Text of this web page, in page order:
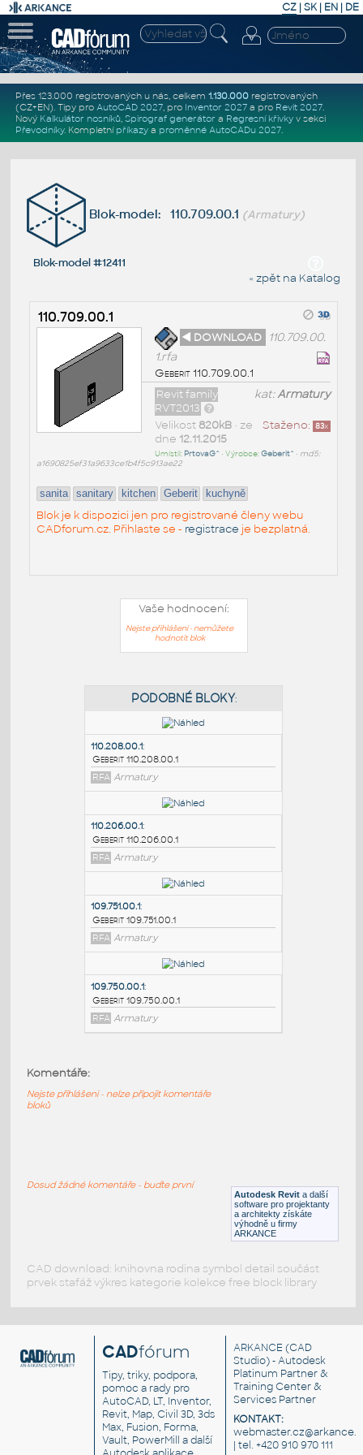
CZ | SK| EN | DE
Přes 123.000 registrovaných u nás, celkem 1.130.000registrovaných
(CZ+EN). Tipy pro AutoCAD 2027, pro Inventor 2027a pro Revit 2027.
Nový Kalkulátor nosníků, Spirograf generátor a Regresní křivkyv sekci
Převodníky. Kompletní příkazya proměnné AutoCADu 2027.
Blok-model: 110.709.00.1 (Armatury)
Blok-model #12411
« zpět na Katalog
110.709.00.1
◄ DOWNLOAD
110.709.00.
1.rfa
Geberit 110.709.00.1
kat:Armatury
Revit family
RVT2013
Staženo: 83x
Velikost 820kB• ze
dne 12.11.2015
Umístil: PrtovaG^ • Výrobce:Geberit^ • md5:
a1690825ef31a9633ce1b4f5c913ae22
sanita sanitary kitchen Geberit kuchyně
Blok je k dispozici jen pro registrované členy webu
CADforum.cz. Přihlaste se - registrace je bezplatná.
Vaše hodnocení:
Nejste přihlášeni - nemůžete
hodnotit blok
110.208.00.1:
Geberit 110.208.00.1
RFA Armatury
110.206.00.1:
Geberit 110.206.00.1
RFA Armatury
Armatury
Autodesk Revit a další
software pro projektanty
a architekty získáte
výhodně u firmy
ARKANCE
Komentáře:
Nejste přihlášeni - nelze připojit komentáře
bloků
Dosud žádné komentáře - buďte první
CAD download: knihovna rodina symbol detail součást
prvek stafáž výkres kategorie kolekce free block library
CADfórum
Tipy, triky, podpora,
pomoc a rady pro
AutoCAD, LT, Inventor,
Revit, Map, Civil 3D, 3ds
Max, Fusion, Forma,
Vault, PowerMill a další
ARKANCE (CAD
Studio) - Autodesk
Platinum Partner &
Training Center &
Services Partner
KONTAKT:
| tel. +420 910 970 111